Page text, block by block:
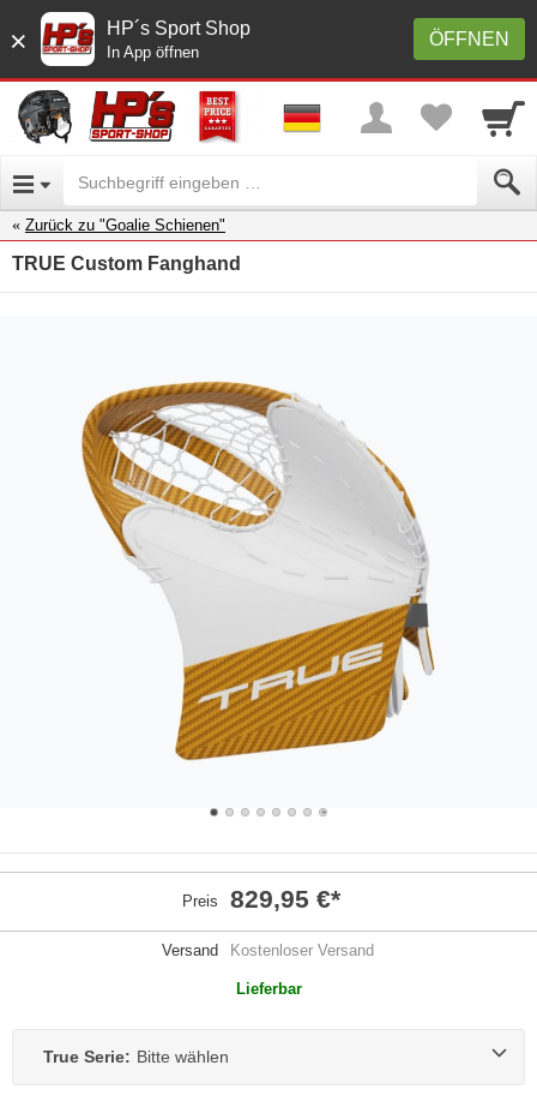
× ÖFFNEN
HP´s Sport Shop
In App öffnen
Zurück zu "Goalie Schienen"
TRUE Custom Fanghand
Preis 829,95 €*
Versand Kostenloser Versand
Lieferbar
True Serie: Bitte wählen